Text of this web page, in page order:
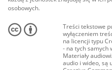
osobowych.
Treści tekstowe
wyłączeniem
na licencji typu
- na tych samych
Materiały
audio i wideo, są